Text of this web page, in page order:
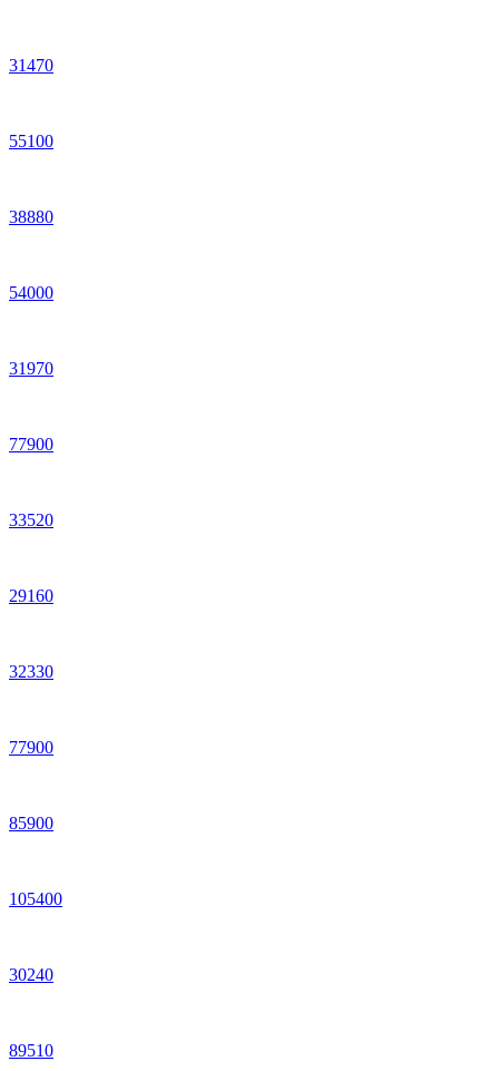
31470
55100
38880
54000
31970
77900
33520
29160
32330
77900
85900
105400
30240
89510